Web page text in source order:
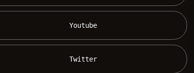
Youtube
Twitter